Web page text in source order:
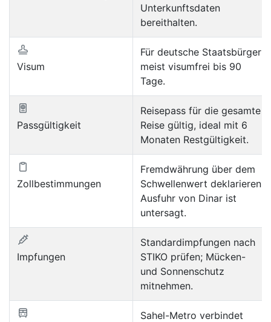
Unterkunftsdaten
bereithalten.
Visum
Für deutsche Staatsbürger
meist visumfrei bis 90
Tage.
Passgültigkeit
Reisepass für die gesamte
Reise gültig, ideal mit 6
Monaten Restgültigkeit.
Zollbestimmungen
Fremdwährung über dem
Schwellenwert deklarieren;
Ausfuhr von Dinar ist
untersagt.
Impfungen
Standardimpfungen nach
STIKO prüfen; Mücken-
und Sonnenschutz
mitnehmen.
Sahel-Metro verbindet